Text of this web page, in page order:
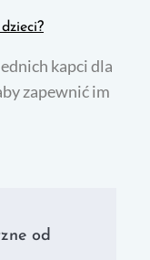
kapci dla
zapewnić im
od